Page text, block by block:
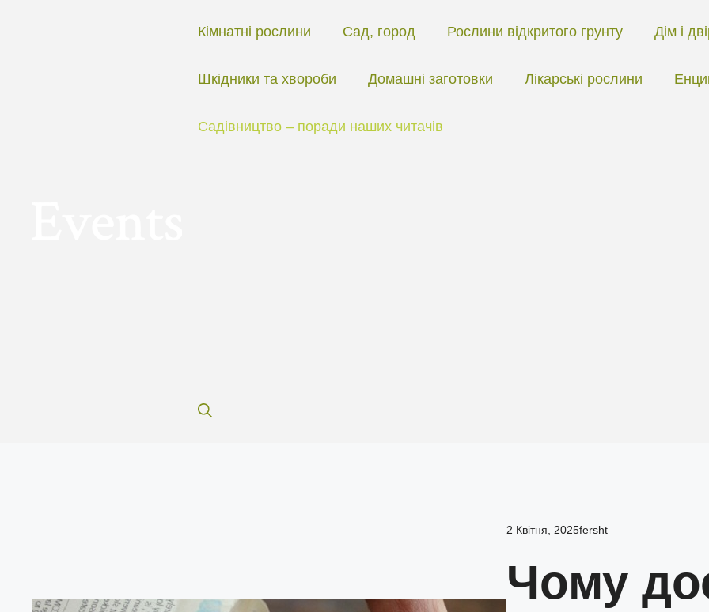
Кімнатні рослини Сад, город Рослини відкритого грунту Дім і
Шкідники та хвороби Домашні заготовки Лікарські рослини
Садівництво – поради наших читачів
2 Квітня, 2025fersht
Чому